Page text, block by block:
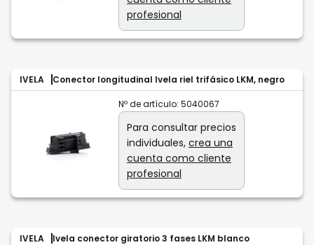
profesional
IVELA Conector longitudinal Ivela riel trifásico LKM, negro
Nº de artículo: 5040067
Para consultar precios
individuales, crea una
cuenta como cliente
profesional
IVELA Ivela conector giratorio 3 fases LKM blanco